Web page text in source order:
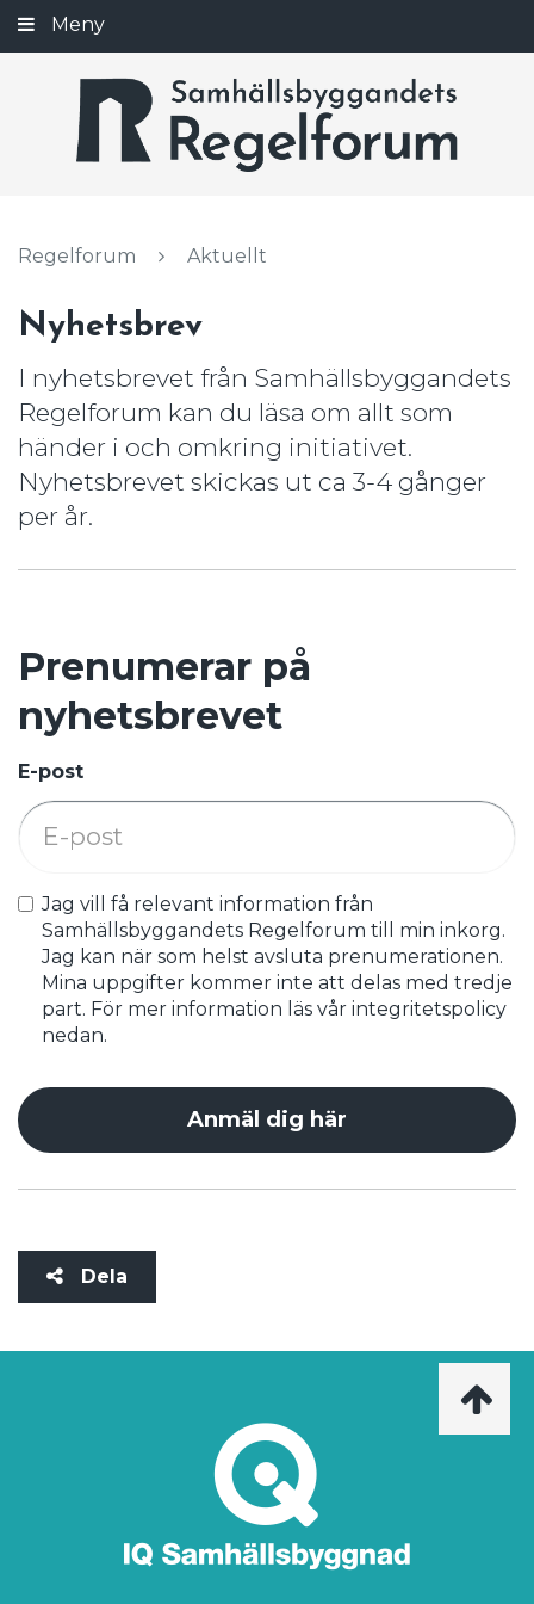
Gå
till
innehållet
Meny
Regelforum Aktuellt
Nyhetsbrev
I nyhetsbrevet från Samhällsbyggandets
Regelforum kan du läsa om allt som
händer i och omkring initiativet.
Nyhetsbrevet skickas ut ca 3-4 gånger
per år.
Prenumerar på
nyhetsbrevet
E-post
Jag vill få relevant information från
Samhällsbyggandets Regelforum till min inkorg.
Jag kan när som helst avsluta prenumerationen.
Mina uppgifter kommer inte att delas med tredje
part. För mer information läs vår integritetspolicy
nedan.
Anmäl dig här
Dela
mig